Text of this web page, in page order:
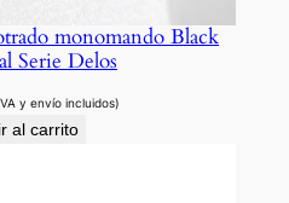
monomando Black
Serie Delos
y envío incluidos)
al carrito